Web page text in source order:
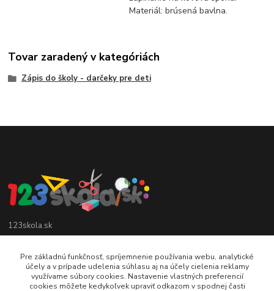
Materiál: brúsená bavlna.
Tovar zaradený v kategóriách
Zápis do školy - darčeky pre deti
123skola.sk
0905 990 696
jan@123obec.sk
Pre základnú funkčnosť, spríjemnenie používania webu, analytické
účely a v prípade udelenia súhlasu aj na účely cielenia reklamy
využívame súbory cookies. Nastavenie vlastných preferencií
cookies môžete kedykoľvek upraviť odkazom v spodnej časti